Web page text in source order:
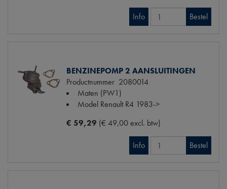
Info Bestel
BENZINEPOMP 2 AANSLUITINGEN
Productnummer 2080014
Maten (PW1)
Model Renault R4 1983->
€ 59,29 (€ 49,00 excl. btw)
Info Bestel